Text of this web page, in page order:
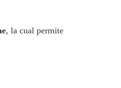
, la cual permite